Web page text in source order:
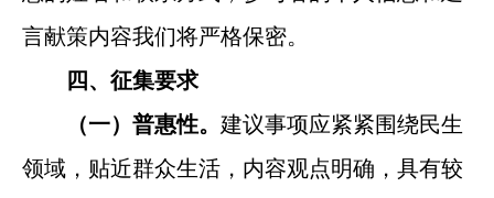
言献策内容我们将严格保密。
四、征集要求
（一）普惠性。 建议事项应紧紧围绕民生
领域，贴近群众生活，内容观点明确，具有较